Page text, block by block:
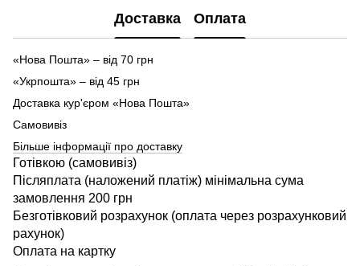
Доставка Оплата
«Нова Пошта» – від 70 грн
«Укрпошта» – від 45 грн
Доставка кур'єром «Нова Пошта»
Самовивіз
Більше інформації про доставку
Готівкою (самовивіз)
Післяплата (наложений платіж) мінімальна сума
замовлення 200 грн
Безготівковий розрахунок (оплата через розрахунковий
рахунок)
Оплата на картку